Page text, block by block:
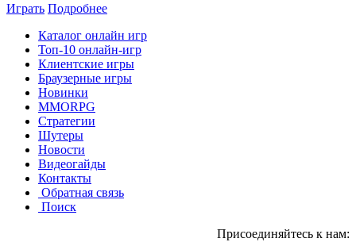
Играть Подробнее
Каталог онлайн игр
Топ-10 онлайн-игр
Клиентские игры
Браузерные игры
Новинки
MMORPG
Стратегии
Шутеры
Новости
Видеогайды
Контакты
Обратная связь
Поиск
Присоединяйтесь к нам: